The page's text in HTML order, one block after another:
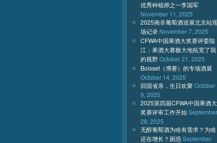
优秀种植师之一李国军
November 11, 2025
2025南非葡萄酒巡展北京站
场记录 November 7, 2025
CFWA中国果酒大奖赛评委陆
江：果酒大赛极大地拓宽了我
的视野October 21, 2025
Boisset（博赛）的专场酒展
October 14, 2025
回国省亲，生日欢聚 October
9, 2025
2025第四届CFWA中国果酒大
奖赛评审工作开始September
28, 2025
无醇葡萄酒为啥有需求？为啥
还在增长？困惑September